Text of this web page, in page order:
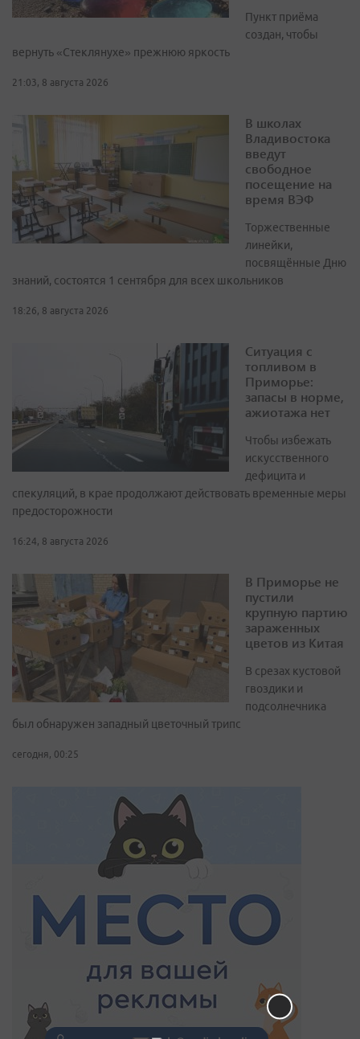
Пункт приёма
создан, чтобы
вернуть «Стеклянухе» прежнюю яркость
21:03, 8 августа 2026
В школах
Владивостока
введут
свободное
посещение на
время ВЭФ
Торжественные
линейки,
посвящённые Дню
знаний, состоятся 1 сентября для всех школьников
18:26, 8 августа 2026
Ситуация с
топливом в
Приморье:
запасы в норме,
ажиотажа нет
Чтобы избежать
искусственного
дефицита и
спекуляций, в крае продолжают действовать временные меры
предосторожности
16:24, 8 августа 2026
В Приморье не
пустили
крупную партию
зараженных
цветов из Китая
В срезах кустовой
гвоздики и
подсолнечника
был обнаружен западный цветочный трипс
сегодня, 00:25